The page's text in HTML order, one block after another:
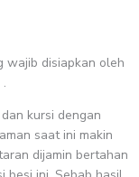
wajib disiapkan oleh
kursi dengan
saat ini makin
dijamin bertahan